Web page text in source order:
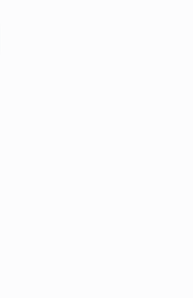
paramètres
de thème